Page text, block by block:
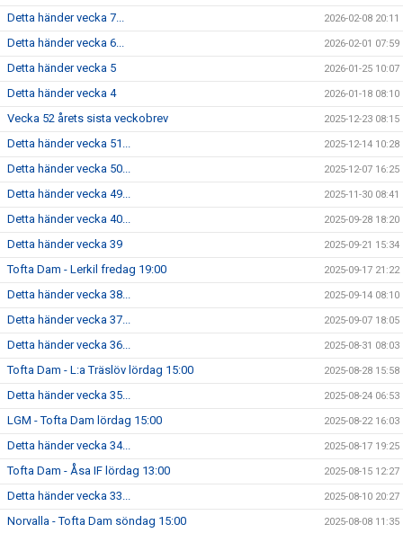
Detta händer vecka 7... 2026-02-08 20:11
Detta händer vecka 6... 2026-02-01 07:59
Detta händer vecka 5 2026-01-25 10:07
Detta händer vecka 4 2026-01-18 08:10
Vecka 52 årets sista veckobrev 2025-12-23 08:15
Detta händer vecka 51... 2025-12-14 10:28
Detta händer vecka 50... 2025-12-07 16:25
Detta händer vecka 49... 2025-11-30 08:41
Detta händer vecka 40... 2025-09-28 18:20
Detta händer vecka 39 2025-09-21 15:34
Tofta Dam - Lerkil fredag 19:00 2025-09-17 21:22
Detta händer vecka 38... 2025-09-14 08:10
Detta händer vecka 37... 2025-09-07 18:05
Detta händer vecka 36... 2025-08-31 08:03
Tofta Dam - L:a Träslöv lördag 15:00 2025-08-28 15:58
Detta händer vecka 35... 2025-08-24 06:53
LGM - Tofta Dam lördag 15:00 2025-08-22 16:03
Detta händer vecka 34... 2025-08-17 19:25
Tofta Dam - Åsa IF lördag 13:00 2025-08-15 12:27
Detta händer vecka 33... 2025-08-10 20:27
Norvalla - Tofta Dam söndag 15:00 2025-08-08 11:35